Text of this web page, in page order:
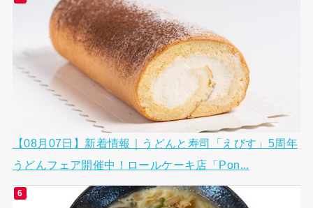
【08月07日】新着情報｜うどんと寿司「えびす」5周年
うどんフェア開催中！ロールケーキ店「Pon...